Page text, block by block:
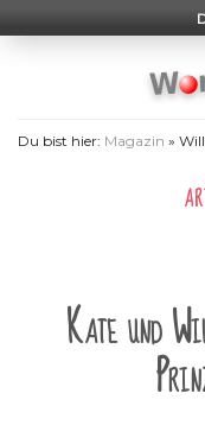
to
Du bist hier: Magazin »
Kate und